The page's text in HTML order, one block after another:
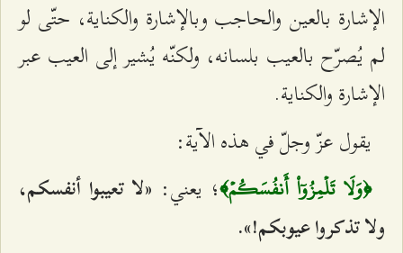
الإشارة بالعين والحاجب وبالإشارة والكناية، حتّى لو
لم يُصرّح بالعيب بلسانه، ولكنّه يُشير إلى العيب عبر
الإشارة والكناية.
يقول عزّ وجلّ في هذه الآية:
﴿وَلَا تَلۡمِزُوٓاْ أَنفُسَكُمۡ﴾؛ يعني: «لا تعيبوا أنفسكم،
ولا تذكروا عيوبكم!».